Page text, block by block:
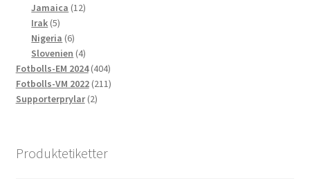
produkter
Jamaica 1212
Irak 55
produkter
Nigeria 66
produkter
Slovenien 44
produkter
Fotbolls-EM 2024 404404
produkter
Fotbolls-VM 2022 211211
Supporterprylar 22
Produktetiketter